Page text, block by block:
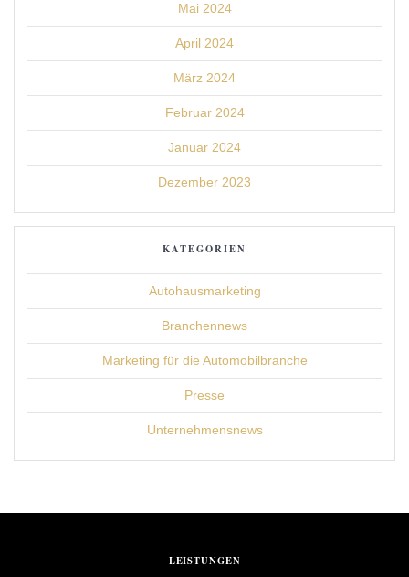
Mai 2024
April 2024
März 2024
Februar 2024
Januar 2024
Dezember 2023
KATEGORIEN
Autohausmarketing
Branchennews
Marketing für die Automobilbranche
Presse
Unternehmensnews
LEISTUNGEN